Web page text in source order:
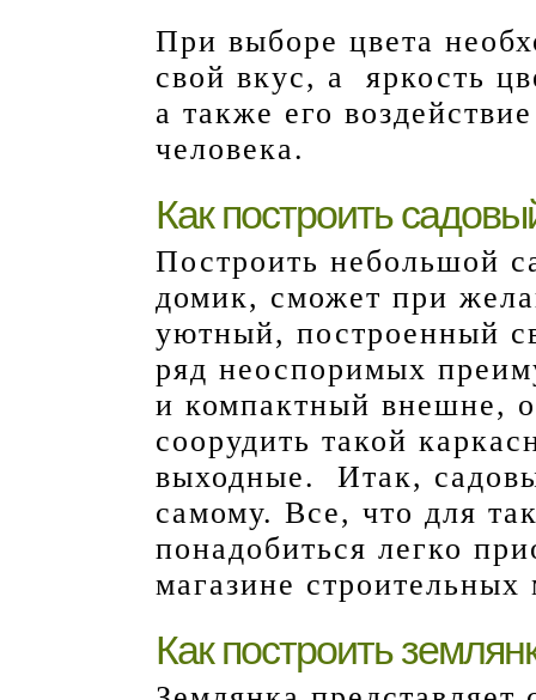
При выборе цвета
свой вкус, а яркость
а также его
человека.
Как построить
Построить небольшой
домик, сможет при
уютный, построенный
ряд неоспоримых
и компактный внешне,
соорудить такой
выходные. Итак,
самому. Все, что для
понадобиться легко
магазине строительных
Как построить